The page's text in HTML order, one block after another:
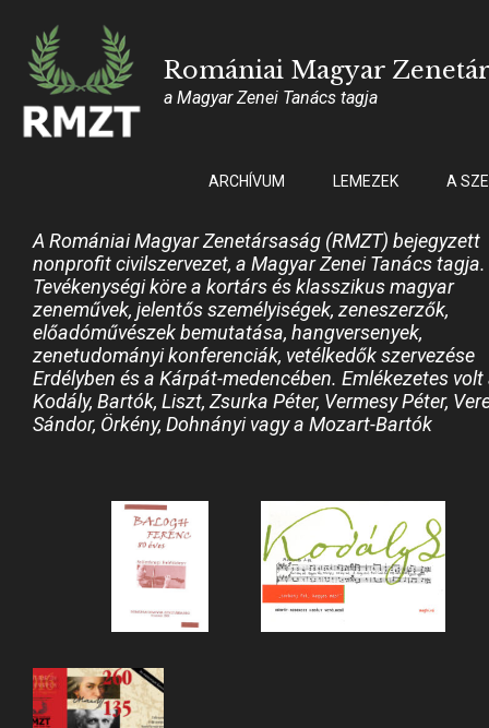
Romániai Magyar
a Magyar Zenei Tanács tagja
ARCHÍVUM LEMEZEK A
A Romániai Magyar Zenetársaság (RMZT) bejegyzett
nonprofit civilszervezet, a Magyar Zenei Tanács tagja.
Tevékenységi köre a kortárs és klasszikus magyar
zeneművek, jelentős személyiségek, zeneszerzők,
előadóművészek bemutatása, hangversenyek,
zenetudományi konferenciák, vetélkedők szervezése
Erdélyben és a Kárpát-medencében. Emlékezetes volt
Kodály, Bartók, Liszt, Zsurka Péter, Vermesy Péter,
Sándor, Örkény, Dohnányi vagy a Mozart-Bartók